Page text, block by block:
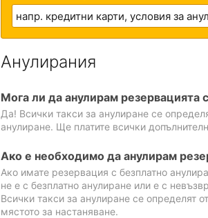
Анулирания
Мога ли да анулирам резервацията
Да! Всички такси за анулиране се
анулиране. Ще платите всички
Ако е необходимо да анулирам
Ако имате резервация с безплатно
не е с безплатно анулиране или е с
Всички такси за анулиране се определят
мястото за настаняване.